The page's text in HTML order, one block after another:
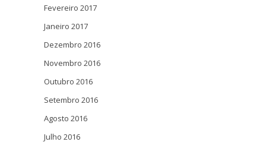
Fevereiro 2017
Janeiro 2017
Dezembro 2016
Novembro 2016
Outubro 2016
Setembro 2016
Agosto 2016
Julho 2016